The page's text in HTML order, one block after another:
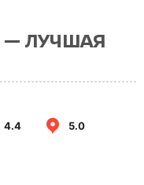
ЛУЧШАЯ
4.4 5.0